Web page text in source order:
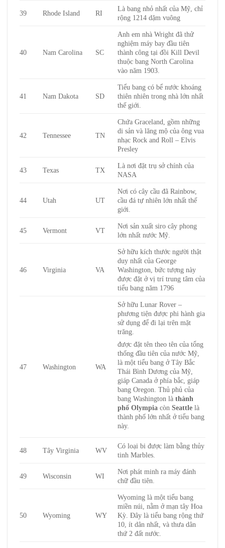
39 Rhode Island RI
Là bang nhỏ nhất của Mỹ, chỉ
rộng 1214 dặm vuông
40 Nam Carolina SC
Anh em nhà Wright đã thử
nghiệm máy bay đầu tiên
thành công tại đồi Kill Devil
thuộc bang North Carolina
vào năm 1903.
41 Nam Dakota SD
Tiểu bang có bể nước khoáng
thiên nhiên trong nhà lớn nhất
thế giới.
42 Tennessee TN
Chứa Graceland, gồm những
di sản và lăng mộ của ông vua
nhạc Rock and Roll – Elvis
Presley
43 Texas TX
Là nơi đặt trụ sở chính của
NASA
44 Utah UT
Nơi có cây cầu đã Rainbow,
cầu đá tự nhiên lớn nhất thế
giới.
45 Vermont VT
Nơi sản xuất siro cây phong
lớn nhất nước Mỹ.
46 Virginia VA
Sở hữu kích thước người thật
duy nhất của George
Washington, bức tượng này
được đặt ở vị trí trung tâm của
tiểu bang năm 1796
47 Washington WA
Sở hữu Lunar Rover –
phương tiện được phi hành gia
sử dụng để đi lại trên mặt
trăng.
được đặt tên theo tên của tổng
thống đầu tiên của nước Mỹ,
là một tiểu bang ở Tây Bắc
Thái Bình Dương của Mỹ,
giáp Canada ở phía bắc, giáp
bang Oregon. Thủ phủ của
bang Washington làthành
phố Olympia cònSeattle là
thành phố lớn nhất ở tiểu bang
này.
48 Tây Virginia WV
Có loại bi được làm bằng thủy
tinh Marbles.
49 Wisconsin WI
Nơi phát minh ra máy đánh
chữ đầu tiên.
50 Wyoming WY
Wyoming là một tiểu bang
miền núi, nằm ở mạn tây Hoa
Kỳ. Đây là tiểu bang rộng thứ
10, ít dân nhất, và thưa dân
thứ 2 đất nước.